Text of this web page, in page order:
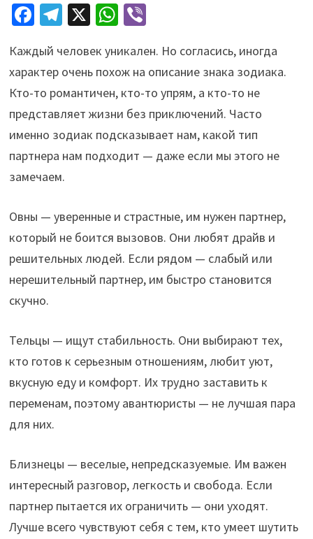
Fa
b
o
o
k
Te
gr
a
m
X W
at
sA
p
p
Vi
er
Каждый человек уникален. Но согласись, иногда
характер очень похож на описание знака зодиака.
Кто-то романтичен, кто-то упрям, а кто-то не
представляет жизни без приключений. Часто
именно зодиак подсказывает нам, какой тип
партнера нам подходит — даже если мы этого не
замечаем.
Овны — уверенные и страстные, им нужен партнер,
который не боится вызовов. Они любят драйв и
решительных людей. Если рядом — слабый или
нерешительный партнер, им быстро становится
скучно.
Тельцы — ищут стабильность. Они выбирают тех,
кто готов к серьезным отношениям, любит уют,
вкусную еду и комфорт. Их трудно заставить к
переменам, поэтому авантюристы — не лучшая пара
для них.
Близнецы — веселые, непредсказуемые. Им важен
интересный разговор, легкость и свобода. Если
партнер пытается их ограничить — они уходят.
Лучше всего чувствуют себя с тем, кто умеет шутить